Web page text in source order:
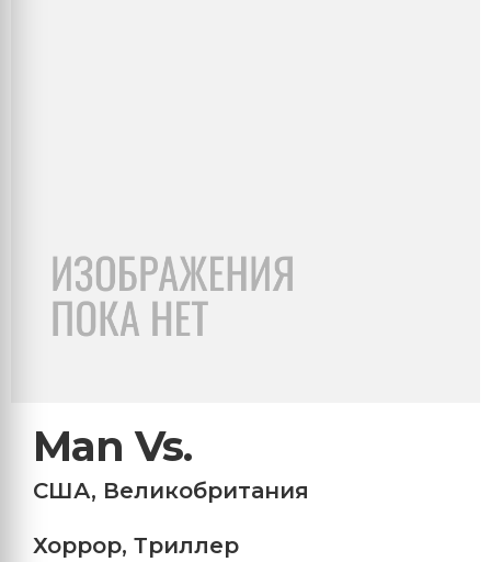
Man Vs.
США, Великобритания
Хоррор, Триллер